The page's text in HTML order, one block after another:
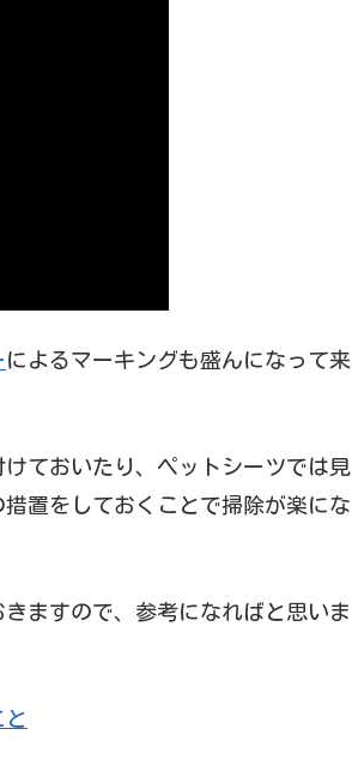
によるマーキングも盛んになって来
ておいたり、ペットシーツでは見
置をしておくことで掃除が楽にな
ますので、参考になればと思いま
と